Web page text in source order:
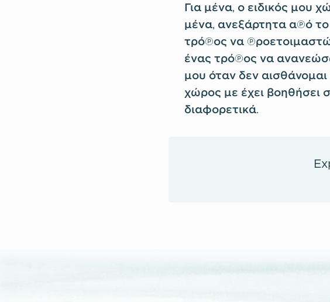
Για μένα, ο ειδικός μου
μένα, ανεξάρτητα από το
τρόπος να προετοιμαστώ
ένας τρόπος να
μου όταν δεν
χώρος με έχει βοηθήσει
διαφορετικά.